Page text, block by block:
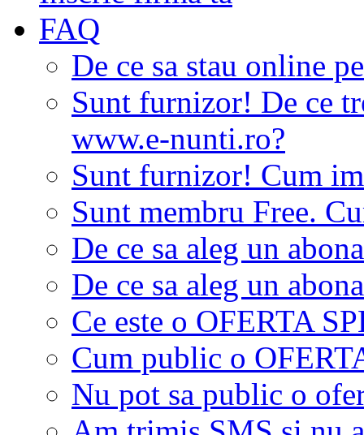
FAQ
De ce sa stau online
Sunt furnizor! De ce
www.e-nunti.ro?
Sunt furnizor! Cum
Sunt membru Free.
De ce sa aleg un
De ce sa aleg un
Ce este o OFERTA
Cum public o
Nu pot sa public o